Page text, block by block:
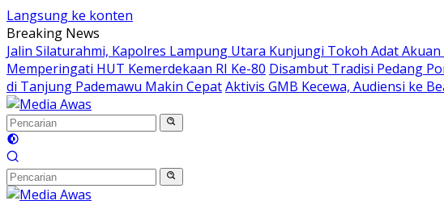
Langsung ke konten
Breaking News
Jalin Silaturahmi, Kapolres Lampung Utara Kunjungi Tokoh Adat
Memperingati HUT Kemerdekaan RI Ke-80 Disambut Tradisi Pedang
di Tanjung Pademawu Makin CepatAktivis GMB Kecewa, Audiensi ke